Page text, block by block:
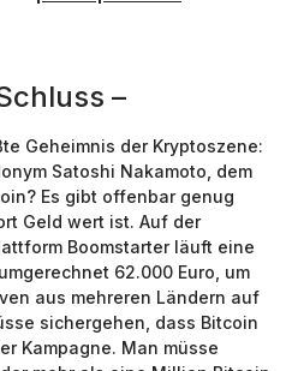
–
Geheimnis der Kryptoszene:
Satoshi Nakamoto, dem
Es gibt offenbar genug
Geld wert ist. Auf der
Boomstarter läuft eine
62.000 Euro, um
aus mehreren Ländern auf
sichergehen, dass Bitcoin
Kampagne. Man müsse